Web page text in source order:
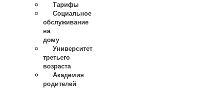
Тарифы
Социальное
обслуживание
на
дому
Университет
третьего
возраста
Академия
родителей